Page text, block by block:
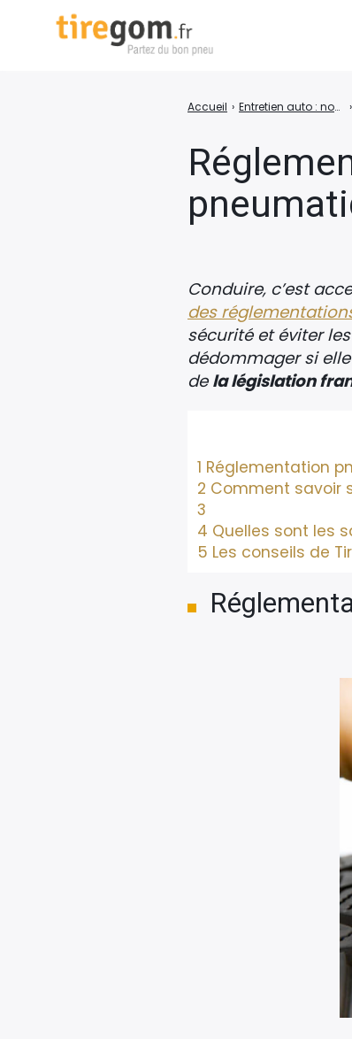
Accueil › Entretien auto : nos conseils pour prendre soin de sa voiture ›
Conduire, c’est
des
sécurité et éviter
dédommager si
de la législation
1 Réglementation
2 Comment savoir
3
4 Quelles sont les
5 Les conseils de
Rechercher